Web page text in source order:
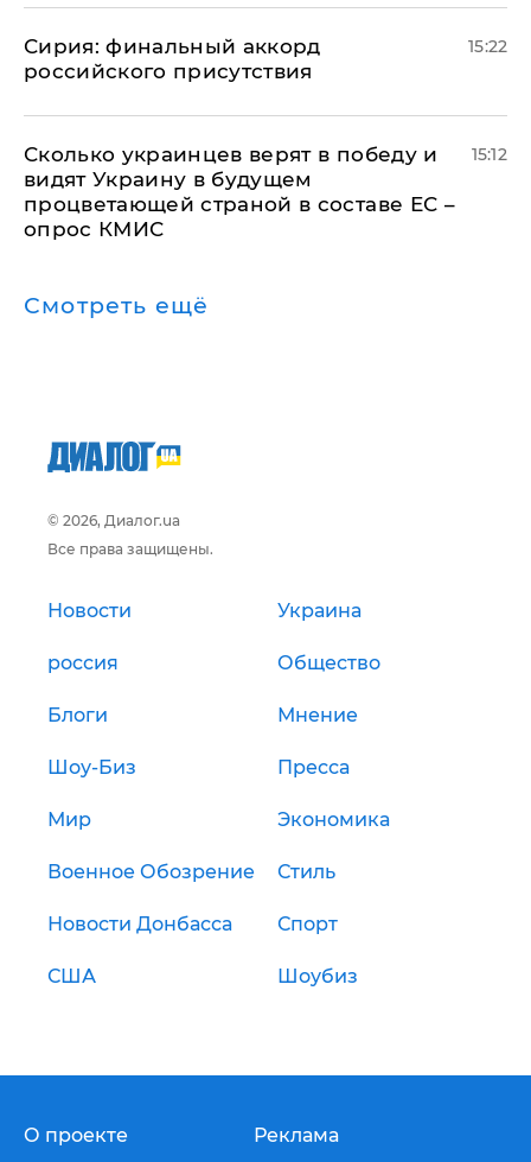
​Сирия: финальный аккорд
российского присутствия
15:22
Сколько украинцев верят в победу и
видят Украину в будущем
процветающей страной в составе ЕС –
опрос КМИС
15:12
Смотреть ещё
© 2026, Диалог.ua
Все права защищены.
Новости Украина
россия Общество
Блоги Мнение
Шоу-Биз Пресса
Мир Экономика
Военное Обозрение Стиль
Новости Донбасса Спорт
США Шоубиз
О проекте Реклама